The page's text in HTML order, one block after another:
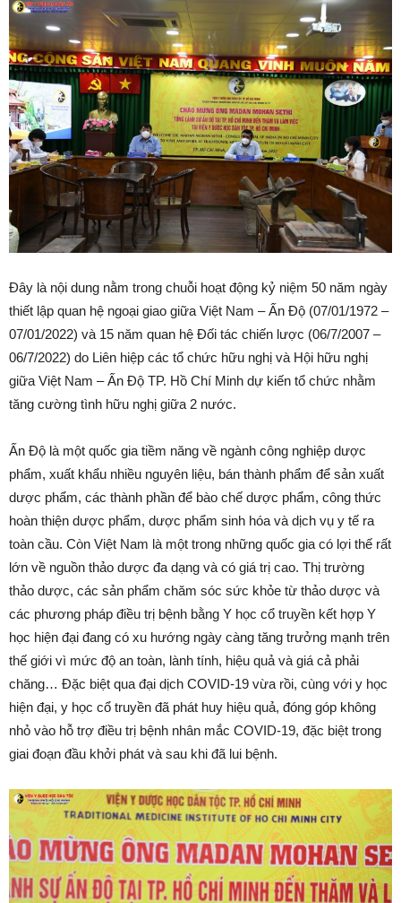
Đây là nội dung nằm trong chuỗi hoạt động kỷ niệm 50 năm ngày
thiết lập quan hệ ngoại giao giữa Việt Nam – Ấn Độ (07/01/1972 –
07/01/2022) và 15 năm quan hệ Đối tác chiến lược (06/7/2007 –
06/7/2022) do Liên hiệp các tổ chức hữu nghị và Hội hữu nghị
giữa Việt Nam – Ấn Độ TP. Hồ Chí Minh dự kiến tổ chức nhằm
tăng cường tình hữu nghị giữa 2 nước.
Ấn Độ là một quốc gia tiềm năng về ngành công nghiệp dược
phẩm, xuất khẩu nhiều nguyên liệu, bán thành phẩm để sản xuất
dược phẩm, các thành phần để bào chế dược phẩm, công thức
hoàn thiện dược phẩm, dược phẩm sinh hóa và dịch vụ y tế ra
toàn cầu. Còn Việt Nam là một trong những quốc gia có lợi thế rất
lớn về nguồn thảo dược đa dạng và có giá trị cao. Thị trường
thảo dược, các sản phẩm chăm sóc sức khỏe từ thảo dược và
các phương pháp điều trị bệnh bằng Y học cổ truyền kết hợp Y
học hiện đại đang có xu hướng ngày càng tăng trưởng mạnh trên
thế giới vì mức độ an toàn, lành tính, hiệu quả và giá cả phải
chăng… Đặc biệt qua đại dịch COVID-19 vừa rồi, cùng với y học
hiện đại, y học cổ truyền đã phát huy hiệu quả, đóng góp không
nhỏ vào hỗ trợ điều trị bệnh nhân mắc COVID-19, đặc biệt trong
giai đoạn đầu khởi phát và sau khi đã lui bệnh.